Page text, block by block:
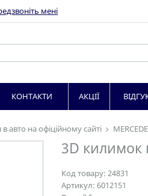
на офіційному сайті
3D килимок
Код товару: 24831
Артикул: 6012151
мені
КОНТАКТИ АКЦІЇ